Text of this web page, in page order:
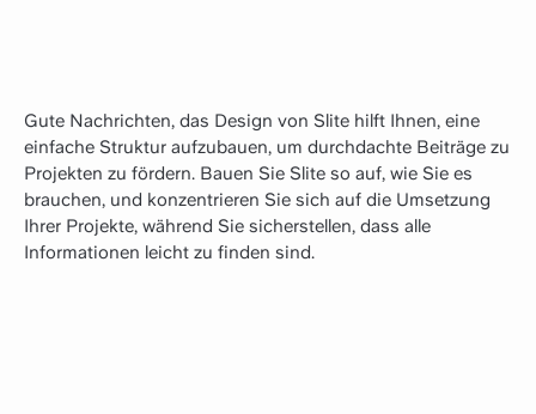
Gute Nachrichten, das Design von Slite hilft Ihnen, eine
einfache Struktur aufzubauen, um durchdachte Beiträge zu
Projekten zu fördern. Bauen Sie Slite so auf, wie Sie es
brauchen, und konzentrieren Sie sich auf die Umsetzung
Ihrer Projekte, während Sie sicherstellen, dass alle
Informationen leicht zu finden sind.